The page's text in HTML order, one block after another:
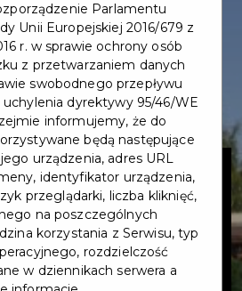
terenu
Parlamentu
Unii Europejskiej 2016/679 z
r. w sprawie ochrony osób
z przetwarzaniem danych
swobodnego przepływu
dyrektywy 95/46/WE
informujemy, że do
będą następujące
urządzenia, adres URL
identyfikator urządzenia,
przeglądarki, liczba kliknięć,
na poszczególnych
korzystania z Serwisu, typ
rozdzielczość
w dziennikach serwera a